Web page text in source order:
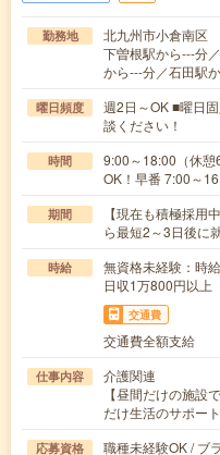
勤務地
北九州市小倉南区
下曽根駅から---分
から---分／石田駅
曜日頻度
週2日～OK ■曜日
談ください！
時間
9:00～18:00（休憩
OK！早番 7:00～
期間
【現在も積極採用
ら最短2～3日後に
時給
無資格未経験：
日収1万800円以上
交通費
交通費全額支給
仕事内容
介護関連
【昼間だけの施設
だけ生活のサポー
応募資格
職種未経験OK / ブ